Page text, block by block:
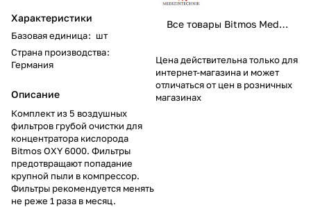
Характеристики
Базовая единица: шт
Страна производства:
Германия
Описание
Комплект из 5 воздушных
фильтров грубой очистки для
концентратора кислорода
Bitmos OXY 6000. Фильтры
предотвращают попадание
крупной пыли в компрессор.
Фильтры рекомендуется менять
не реже 1 раза в месяц.
Все товары Bitmos Medizintechnik GmbH
Цена действительна только для
интернет-магазина и может
отличаться от цен в розничных
магазинах